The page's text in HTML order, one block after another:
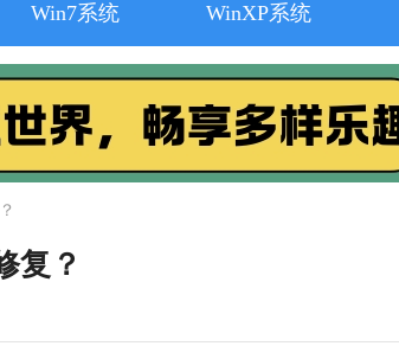
Win7系统 WinXP系统
复？